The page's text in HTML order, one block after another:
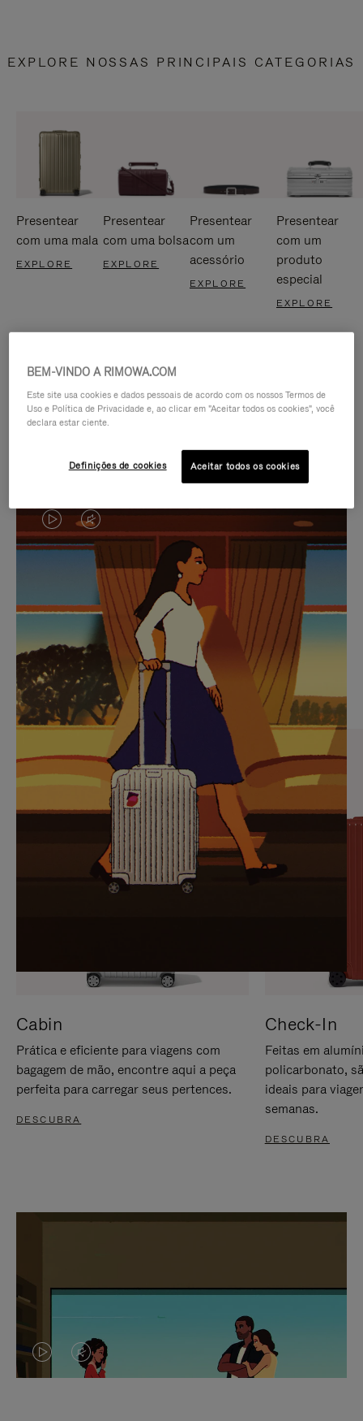
EXPLORE NOSSAS PRINCIPAIS CATEGORIAS
Presentear
com uma mala
EXPLORE
Presentear
com uma bolsa
EXPLORE
Presentear
com um
acessório
EXPLORE
Presentear
com um
produto
especial
EXPLORE
O
VÍDEO
NÃO
ESTÁ
PAUSADO,
PRESSIONE
PARA
PAUSÁ-
LO
O
VÍDEO
ESTÁ
SEM
SOM.
POR
FAVOR,
CLIQUE
PARA
ATIVÁ-
LO
SELEÇÃO DE PRESENTES CUIDADOSAMENTE
SELECIONADA
Encontre a companheira
perfeita para cada viagem
Cabin
Prática e eficiente para viagens com
bagagem de mão, encontre aqui a peça
perfeita para carregar seus pertences.
DESCUBRA
Check-In
Feitas em
policarbonato,
ideais para
semanas.
DESCUBRA
O
O
BEM-VINDO A RIMOWA.COM
Este site usa cookies e dados pessoais de acordo com os nossos Termos de
Uso e Política de Privacidade e, ao clicar em "Aceitar todos os cookies", você
declara estar ciente.
Definições de cookies Aceitar todos os cookies